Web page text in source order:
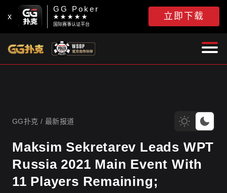
x
GG Poker
★ ★ ★ ★ ★
国际赛事认证平台
立即下载
GG扑克 / 最新报道
Maksim Sekretarev Leads WPT
Russia 2021 Main Event With
11 Players Remaining;